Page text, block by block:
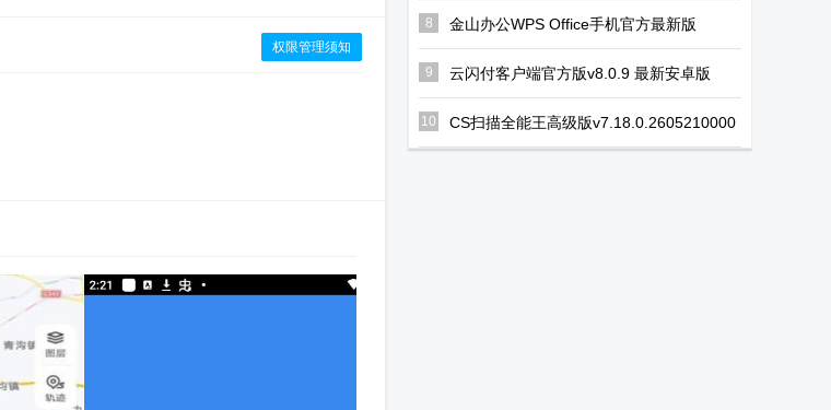
权限管理须知
8
金山办公WPS Office手机官方最新版
v26.6.5 正版
9 云闪付客户端官方版v8.0.9 最新安卓版
10
CS扫描全能王高级版v7.18.0.2605210000
专业修改版